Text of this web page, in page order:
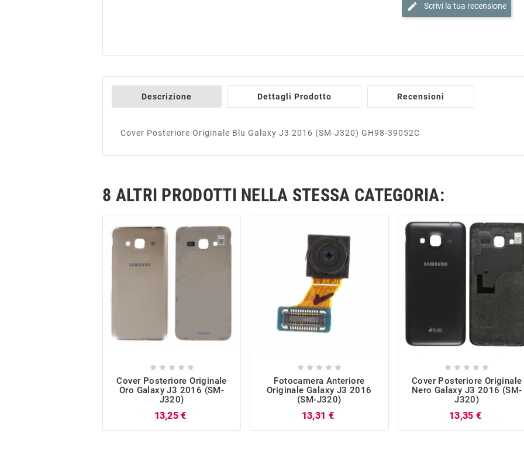
edit Scrivi la tua recensione
Descrizione Dettagli Prodotto Recensioni
Cover Posteriore Originale Blu Galaxy J3 2016 (SM-J320) GH98-39052C
8 ALTRI PRODOTTI NELLA STESSA CATEGORIA:
    
Cover Posteriore Originale
Oro Galaxy J3 2016 (SM-
J320)
13,25 €
    
Fotocamera Anteriore
Originale Galaxy J3 2016
(SM-J320)
13,31 €
    
Cover Posteriore Originale
Nero Galaxy J3 2016 (SM-
J320)
13,35 €